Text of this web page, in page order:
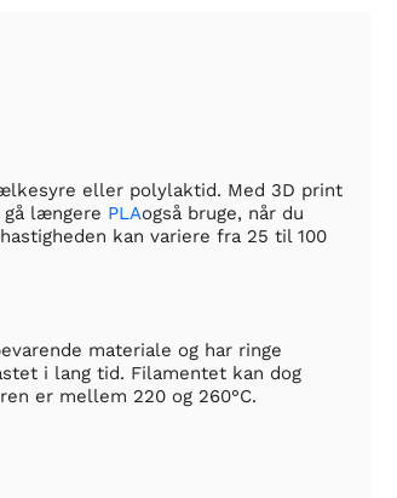
eller polylaktid. Med 3D print
gå længere PLAogså bruge, når du
kan variere fra 25 til 100
materiale og har ringe
i lang tid. Filamentet kan dog
er mellem 220 og 260°C.